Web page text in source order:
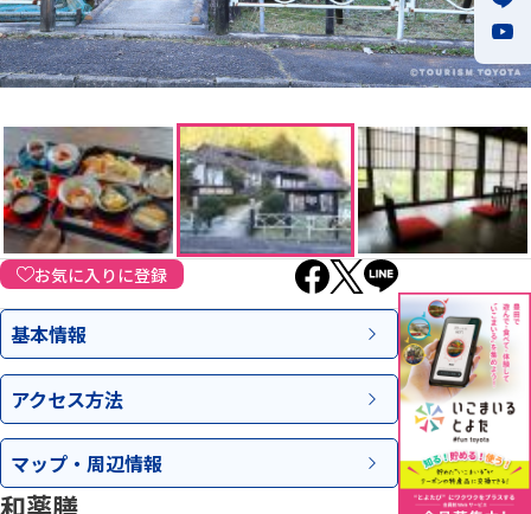
お気に入りに登録
基本情報
アクセス方法
マップ・ 周辺情報
和薬膳